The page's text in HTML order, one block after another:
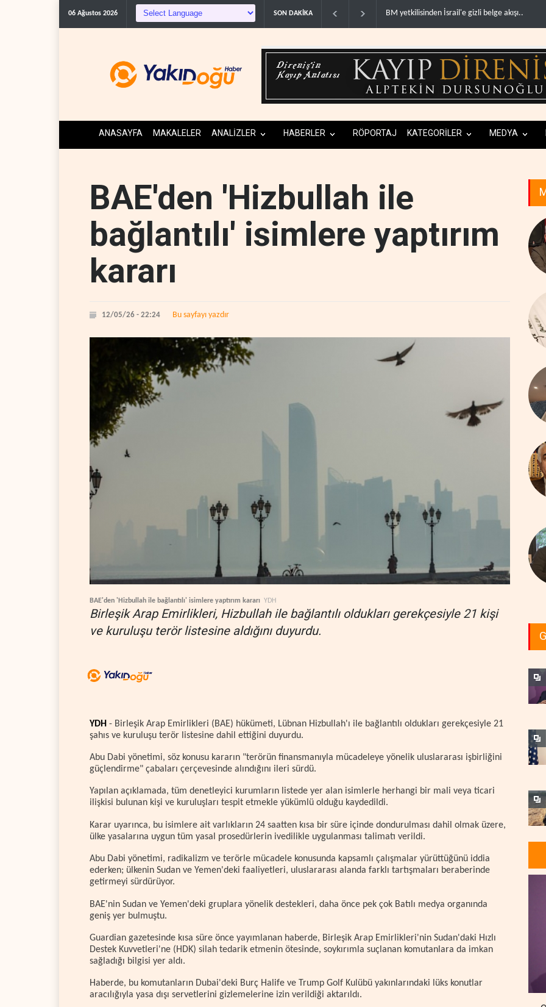
06 Ağustos 2026 SON DAKİKA
BM yetkilisinden İsrail'e gizli belge akışı.. Colani, Hizbullah ile silah bırakma diyaloğu
ANASAYFA MAKALELER ANALİZLER HABERLER RÖPORTAJ KATEGORİLER MEDYA
BAE'den 'Hizbullah ile
bağlantılı' isimlere yaptırım
kararı
12/05/26 - 22:24 Bu sayfayı yazdır
BAE'den 'Hizbullah ile bağlantılı' isimlere yaptırım kararı YDH
Birleşik Arap Emirlikleri, Hizbullah ile bağlantılı oldukları gerekçesiyle 21 kişi
ve kuruluşu terör listesine aldığını duyurdu.
YDH - Birleşik Arap Emirlikleri (BAE) hükümeti, Lübnan Hizbullah'ı ile bağlantılı oldukları gerekçesiyle 21
şahıs ve kuruluşu terör listesine dahil ettiğini duyurdu.
Abu Dabi yönetimi, söz konusu kararın "terörün finansmanıyla mücadeleye yönelik uluslararası işbirliğini
güçlendirme" çabaları çerçevesinde alındığını ileri sürdü.
Yapılan açıklamada, tüm denetleyici kurumların listede yer alan isimlerle herhangi bir mali veya ticari
ilişkisi bulunan kişi ve kuruluşları tespit etmekle yükümlü olduğu kaydedildi.
Karar uyarınca, bu isimlere ait varlıkların 24 saatten kısa bir süre içinde dondurulması dahil olmak üzere,
ülke yasalarına uygun tüm yasal prosedürlerin ivedilikle uygulanması talimatı verildi.
Abu Dabi yönetimi, radikalizm ve terörle mücadele konusunda kapsamlı çalışmalar yürüttüğünü iddia
ederken; ülkenin Sudan ve Yemen'deki faaliyetleri, uluslararası alanda farklı tartışmaları beraberinde
getirmeyi sürdürüyor.
BAE'nin Sudan ve Yemen'deki gruplara yönelik destekleri, daha önce pek çok Batılı medya organında
geniş yer bulmuştu.
Guardian gazetesinde kısa süre önce yayımlanan haberde, Birleşik Arap Emirlikleri'nin Sudan'daki Hızlı
Destek Kuvvetleri'ne (HDK) silah tedarik etmenin ötesinde, soykırımla suçlanan komutanlara da imkan
sağladığı bilgisi yer aldı.
Haberde, bu komutanların Dubai'deki Burç Halife ve Trump Golf Kulübü yakınlarındaki lüks konutlar
aracılığıyla yasa dışı servetlerini gizlemelerine izin verildiği aktarıldı.